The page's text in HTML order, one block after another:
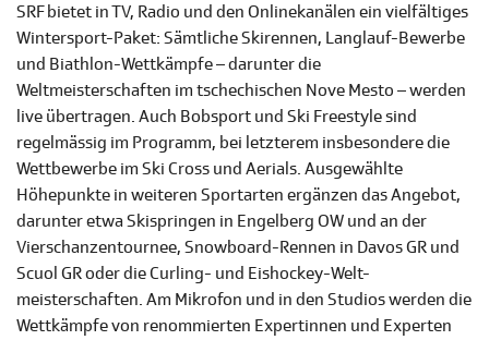
SRF bietet in TV, Radio und den Onlinekanälen ein vielfältiges
Wintersport-Paket: Sämtliche Skirennen, Langlauf-Bewerbe
und Biathlon-Wettkämpfe – darunter die
Weltmeisterschaften im tschechischen Nove Mesto – werden
live übertragen. Auch Bobsport und Ski Freestyle sind
regelmässig im Programm, bei letzterem insbesondere die
Wettbewerbe im Ski Cross und Aerials. Ausgewählte
Höhepunkte in weiteren Sportarten ergänzen das Angebot,
darunter etwa Skispringen in Engelberg OW und an der
Vierschanzentournee, Snowboard-Rennen in Davos GR und
Scuol GR oder die Curling- und Eishockey-Welt-
meisterschaften. Am Mikrofon und in den Studios werden die
Wettkämpfe von renommierten Expertinnen und Experten